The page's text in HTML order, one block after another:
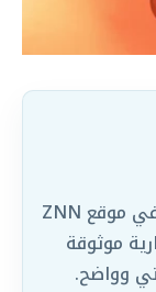
يعمل ضمن الفريق التحريري في موقع ZNN
موثوقة
وواضح.